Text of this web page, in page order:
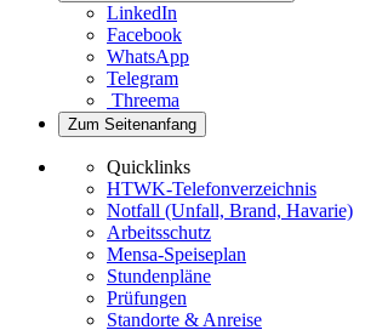
LinkedIn
Facebook
WhatsApp
Telegram
Threema
Zum Seitenanfang
Quicklinks
HTWK-Telefonverzeichnis
Notfall (Unfall, Brand, Havarie)
Arbeitsschutz
Mensa-Speiseplan
Stundenpläne
Prüfungen
Standorte & Anreise